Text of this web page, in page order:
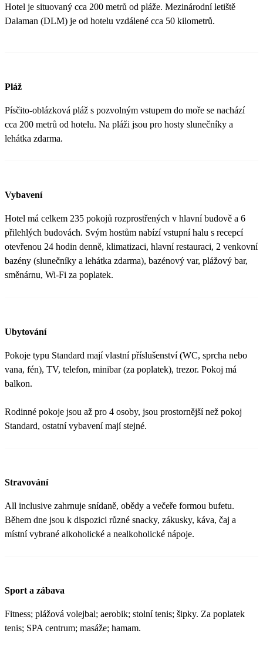
Hotel je situovaný cca 200 metrů od pláže. Mezinárodní letiště
Dalaman (DLM) je od hotelu vzdálené cca 50 kilometrů.
Pláž
Písčito-oblázková pláž s pozvolným vstupem do moře se nachází
cca 200 metrů od hotelu. Na pláži jsou pro hosty slunečníky a
lehátka zdarma.
Vybavení
Hotel má celkem 235 pokojů rozprostřených v hlavní budově a 6
přilehlých budovách. Svým hostům nabízí vstupní halu s recepcí
otevřenou 24 hodin denně, klimatizaci, hlavní restauraci, 2 venkovní
bazény (slunečníky a lehátka zdarma), bazénový var, plážový bar,
směnárnu, Wi-Fi za poplatek.
Ubytování
Pokoje typu Standard mají vlastní příslušenství (WC, sprcha nebo
vana, fén), TV, telefon, minibar (za poplatek), trezor. Pokoj má
balkon.
Rodinné pokoje jsou až pro 4 osoby, jsou prostornější než pokoj
Standard, ostatní vybavení mají stejné.
Stravování
All inclusive zahrnuje snídaně, obědy a večeře formou bufetu.
Během dne jsou k dispozici různé snacky, zákusky, káva, čaj a
místní vybrané alkoholické a nealkoholické nápoje.
Sport a zábava
Fitness; plážová volejbal; aerobik; stolní tenis; šipky. Za poplatek
tenis; SPA centrum; masáže; hamam.